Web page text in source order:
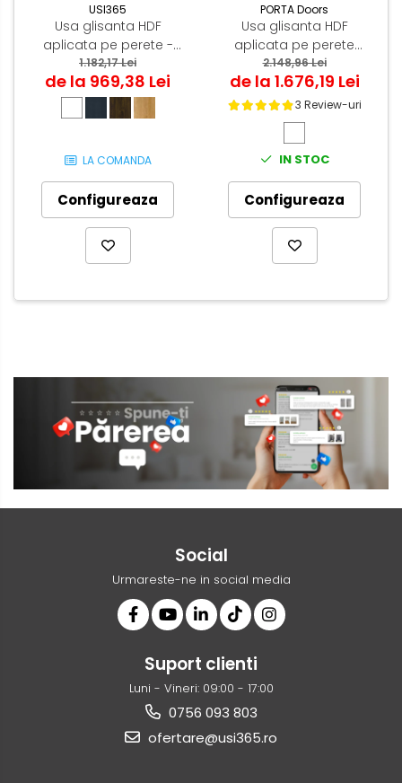
USI365
Usa glisanta HDF
aplicata pe perete -
Colectia ORIZONT 3.5
1.182,17 Lei
de la 969,38 Lei
LA COMANDA
Configureaza
PORTA Doors
Usa glisanta HDF
aplicata pe perete
PORTA Decor model C
2.148,96 Lei
de la 1.676,19 Lei
3 Review-uri
IN STOC
Configureaza
Social
Urmareste-ne in social media
Suport clienti
Luni - Vineri: 09:00 - 17:00
0756 093 803
ofertare@usi365.ro